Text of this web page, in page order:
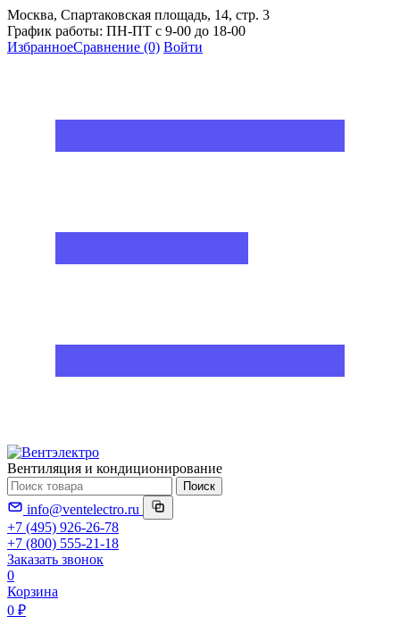
Москва, Спартаковская площадь, 14, стр. 3
График работы: ПН-ПТ с 9-00 до 18-00
ИзбранноеСравнение (0) Войти
Вентиляция и кондиционирование
Поиск
info@ventelectro.ru
+7 (495) 926-26-78
+7 (800) 555-21-18
Заказать звонок
0
Корзина
0 ₽